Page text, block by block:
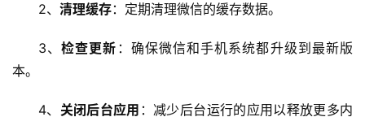
云
2、 清理缓存：定期清理微信的缓存数据。
3、检查更新 ：确保微信和手机系统都升级到最新版
本。
4、 关闭后台应用 ：减少后台运行的应用以释放更多内